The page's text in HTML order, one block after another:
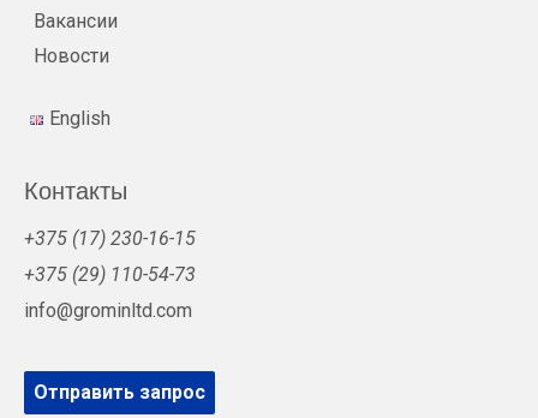
Вакансии
Новости
English
Контакты
+375 (17) 230-16-15
+375 (29) 110-54-73
info@grominltd.com
Отправить запрос